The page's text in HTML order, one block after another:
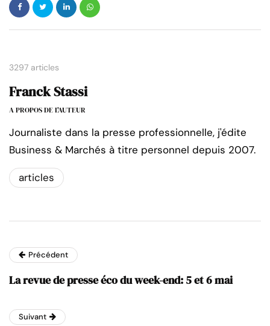
3297 articles
Franck Stassi
A PROPOS DE L'AUTEUR
Journaliste dans la presse professionnelle, j'édite
Business & Marchés à titre personnel depuis 2007.
articles
Précédent
La revue de presse éco du week-end: 5 et 6 mai
Suivant